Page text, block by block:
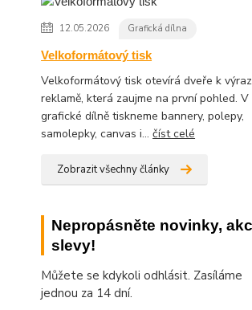
12.05.2026 Grafická dílna
Velkoformátový tisk
Velkoformátový tisk otevírá dveře k
reklamě, která zaujme na první pohled. V
grafické dílně tiskneme bannery, polepy,
samolepky, canvas i...číst celé
Zobrazit všechny články
Nepropásněte novinky,
slevy!
Můžete se kdykoli odhlásit. Zasíláme
jednou za 14 dní.